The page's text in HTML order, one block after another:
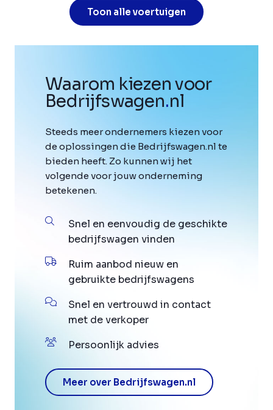
Toon alle voertuigen
Waarom kiezen voor
Bedrijfswagen.nl
Steeds meer ondernemers kiezen voor
de oplossingen die Bedrijfswagen.nl te
bieden heeft. Zo kunnen wij het
volgende voor jouw onderneming
betekenen.
Snel en eenvoudig de geschikte
bedrijfswagen vinden
Ruim aanbod nieuw en
gebruikte bedrijfswagens
Snel en vertrouwd in contact
met de verkoper
Persoonlijk advies
Meer over Bedrijfswagen.nl